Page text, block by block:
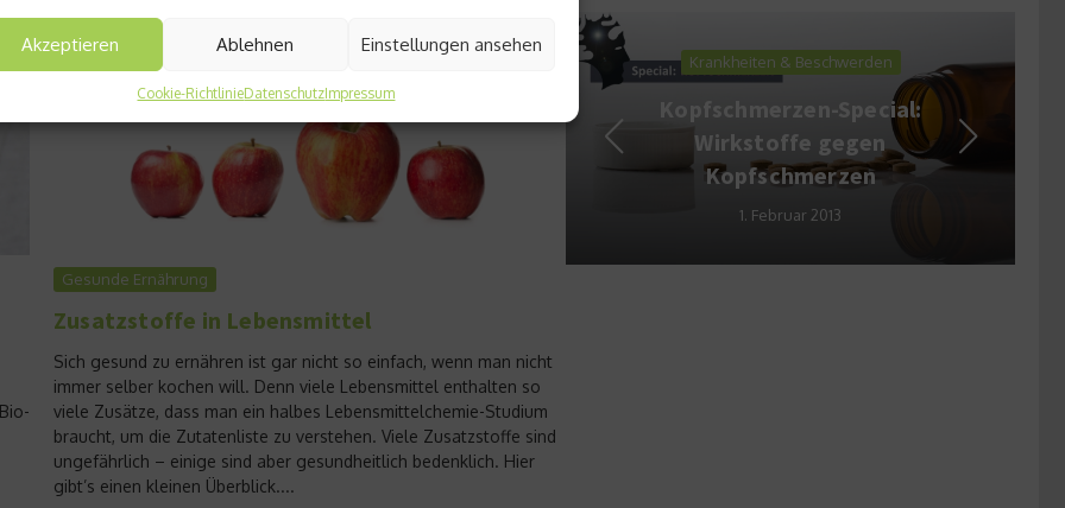
Akzeptieren Ablehnen Einstellungen ansehen
Cookie-RichtlinieDatenschutzImpressum
Gesunde Ernährung
Zusatzstoffe in Lebensmittel
Sich gesund zu ernähren ist gar nicht so einfach, wenn man nicht
immer selber kochen will. Denn viele Lebensmittel enthalten so
viele Zusätze, dass man ein halbes Lebensmittelchemie-Studium
braucht, um die Zutatenliste zu verstehen. Viele Zusatzstoffe sind
ungefährlich – einige sind aber gesundheitlich bedenklich. Hier
gibt’s einen kleinen Überblick....
Natürlich schmerzfrei – Wie
ONEflow Regelschmerzen
effektiv lindert
21. Juli 2025
Krankheiten & Beschwerden
Kopfschmerzen-Special:
Wirkstoffe gegen
Kopfschmerzen
1. Februar 2013